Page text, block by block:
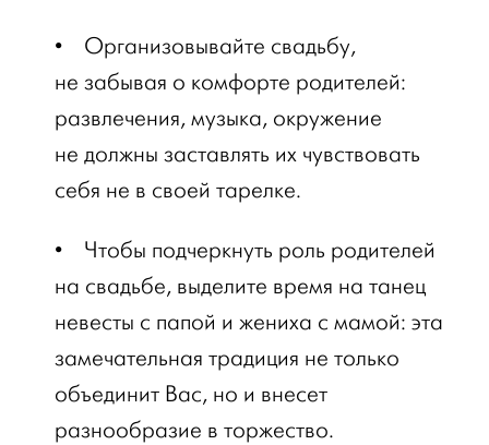
•
Организовывайте свадьбу,
не забывая о комфорте родителей:
развлечения, музыка, окружение
не должны заставлять их чувствовать
себя не в своей тарелке.
•
Чтобы подчеркнуть роль родителей
на свадьбе, выделите время на танец
невесты с папой и жениха с мамой: эта
замечательная традиция не только
объединит Вас, но и внесет
разнообразие в торжество.